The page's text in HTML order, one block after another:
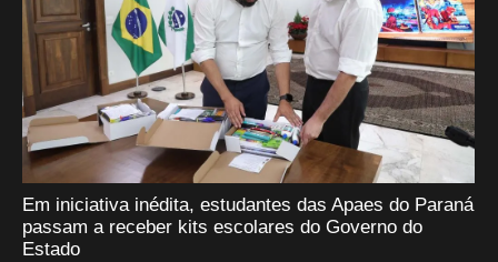
Em iniciativa inédita, estudantes das Apaes do Paraná
passam a receber kits escolares do Governo do
Estado